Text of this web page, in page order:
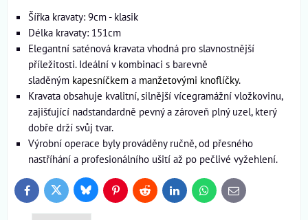
Šířka kravaty: 9cm - klasik
Délka kravaty: 151cm
Elegantní saténová kravata vhodná pro slavnostnější
příležitosti. Ideální v kombinaci s barevně
sladěným kapesníčkem a manžetovými knoflíčky.
Kravata obsahuje kvalitní, silnější vícegramážní vložkovinu,
zajišťující nadstandardně pevný a zároveň plný uzel, který
dobře drží svůj tvar.
Výrobní operace byly prováděny ručně, od přesného
nastříhání a profesionálního ušití až po pečlivé vyžehlení.
FacebookTwitter BlueskyPinterestReddit LinkedInWhatsApp
E-
mail